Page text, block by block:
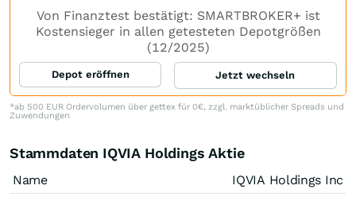
Von Finanztest bestätigt: SMARTBROKER+ ist
Kostensieger in allen getesteten Depotgrößen
(12/2025)
Depot eröffnen Jetzt wechseln
*ab 500 EUR Ordervolumen über gettex für 0€, zzgl. marktüblicher Spreads und
Zuwendungen
Stammdaten IQVIA Holdings Aktie
Name
IQVIA Holdings Inc